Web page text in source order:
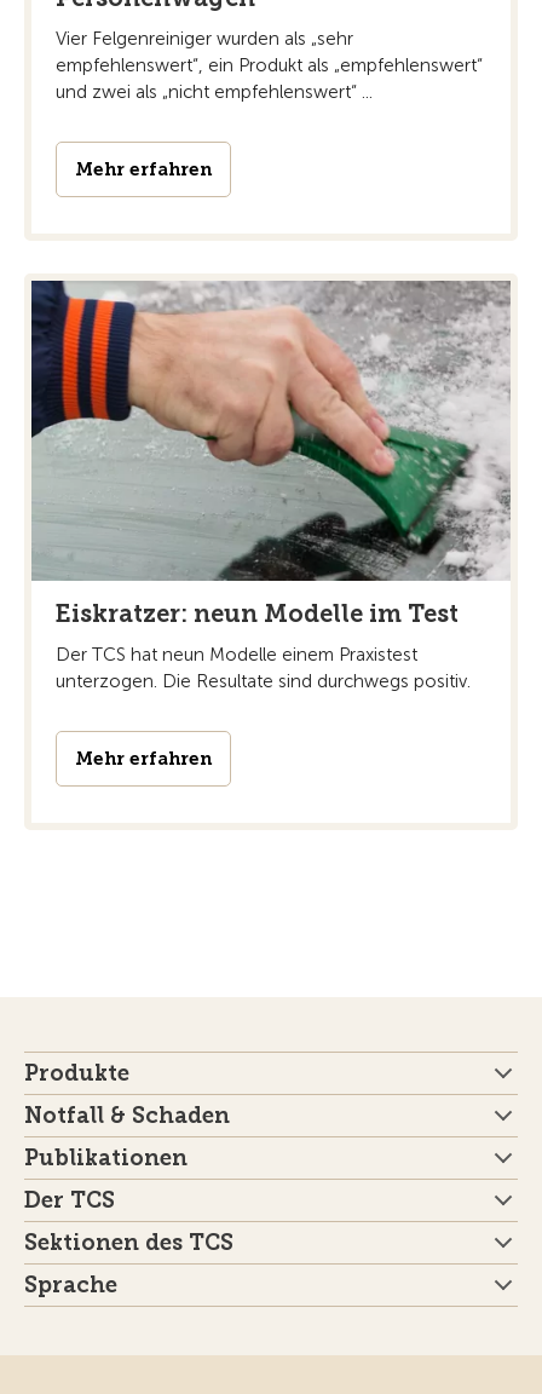
Vier Felgenreiniger wurden als „sehr
empfehlenswert“, ein Produkt als „empfehlenswert“
und zwei als „nicht empfehlenswert“ ...
Mehr erfahren
Eiskratzer: neun Modelle im Test
Der TCS hat neun Modelle einem Praxistest
unterzogen. Die Resultate sind durchwegs positiv.
Mehr erfahren
Produkte
Notfall & Schaden
Publikationen
Der TCS
Sektionen des TCS
Sprache